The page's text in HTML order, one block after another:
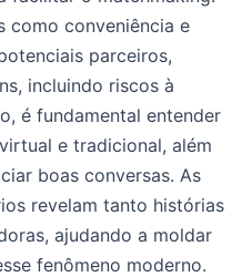
como conveniência e
parceiros,
incluindo riscos à
é fundamental entender
e tradicional, além
boas conversas. As
revelam tanto histórias
ajudando a moldar
fenômeno moderno.